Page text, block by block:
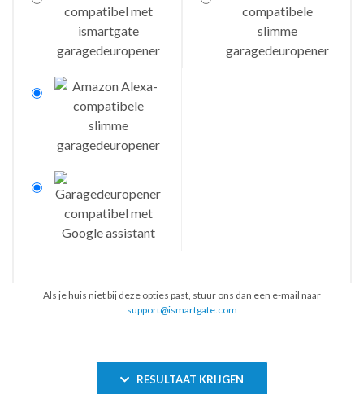
Als je huis niet bij deze opties past, stuur ons dan een e-mail naar
support@ismartgate.com
RESULTAAT KRIJGEN